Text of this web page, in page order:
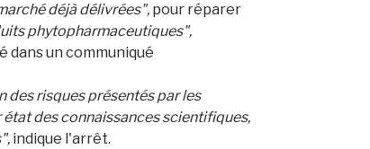
déjà délivrées", pour réparer
phytopharmaceutiques",
dans un communiqué
risques présentés par les
des connaissances scientifiques,
indique l'arrêt.